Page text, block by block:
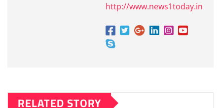
http://www.news1today.in
RELATED STORY